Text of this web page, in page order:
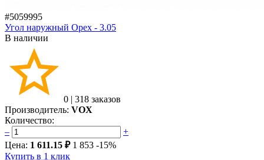
#5059995
Угол наружный Орех - 3.05
В наличии
0 | 318 заказов
Производитель: VOX
Количество:
–
+
Цена: 1 611.15 ₽ 1 853 -15%
Купить в 1 клик